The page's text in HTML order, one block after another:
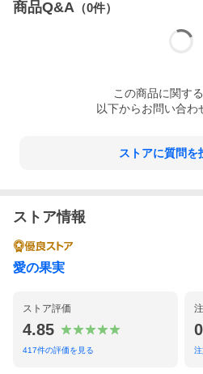
商品Q&A （0件）
この商品に関す
以下からお問い合わ
ストアに質問を
ストア情報
愛の果実
ストア評価
4.85
417件の評価を見る